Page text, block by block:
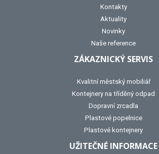
Kontakty
Aktuality
Novinky
Naše reference
ZÁKAZNICKÝ SERVIS
Kvalitní městský mobiliář
Kontejnery na tříděný odpad
Dopravní zrcadla
Plastové popelnice
Plastové kontejnery
UŽITEČNÉ INFORMACE